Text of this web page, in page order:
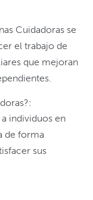
Cuidadoras se
el trabajo de
que mejoran
individuos en
de forma
sus